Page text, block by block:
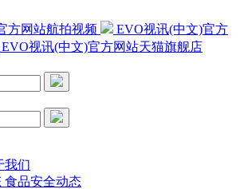
方网站航拍视频
EVO视讯(中文)官方
视讯(中文)官方网站天猫旗舰店
我们
食品安全动态